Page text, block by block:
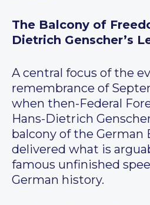
The Balcony of
Dietrich Genscher’s
A central focus of the
remembrance of
when then-Federal
Hans-Dietrich
balcony of the German
delivered what is
famous unfinished
German history.